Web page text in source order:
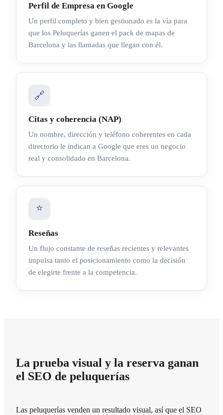
Perfil de Empresa en Google
Un perfil completo y bien gestionado es la vía para
que los Peluquerías ganen el pack de mapas de
Barcelona y las llamadas que llegan con él.
🔗
Citas y coherencia (NAP)
Un nombre, dirección y teléfono coherentes en cada
directorio le indican a Google que eres un negocio
real y consolidado en Barcelona.
⭐
Reseñas
Un flujo constante de reseñas recientes y relevantes
impulsa tanto el posicionamiento como la decisión
de elegirte frente a la competencia.
La prueba visual y la reserva ganan
el SEO de peluquerías
Las peluquerías venden un resultado visual, así que el SEO